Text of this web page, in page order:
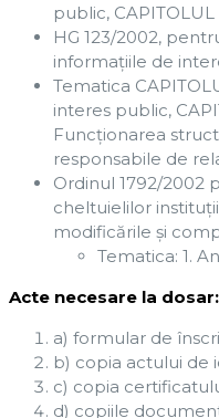
public,
HG 123/2002,
informațiile de
Tematica
interes public,
Funcţionarea
responsabile de
Ordinul 1792/2002
cheltuielilor
modificările și
Tematica: 1.
Acte necesare la dosar:
a) formular de
b) copia actului de
c) copia
d) copiile